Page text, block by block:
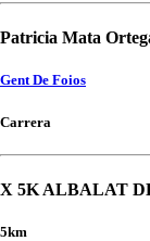
Patricia Mata
Gent De Foios
Carrera
X 5K ALBALAT
5km